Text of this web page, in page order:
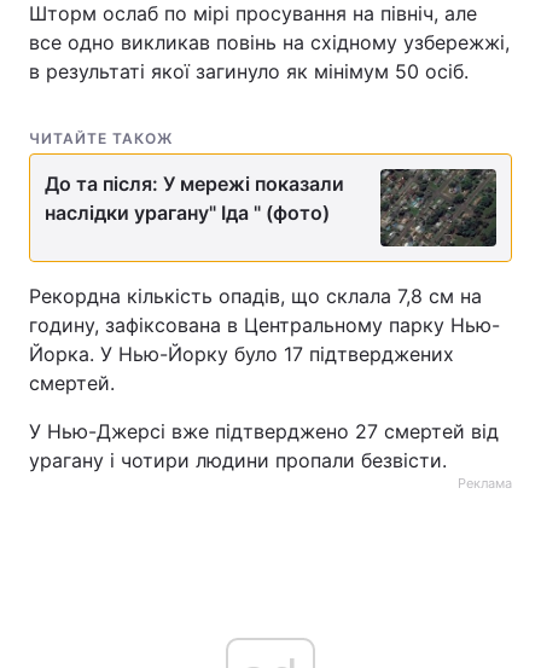
Послуги
Тема оформлення
Шторм ослаб по мірі просування на північ, але
все одно викликав повінь на східному узбережжі,
в результаті якої загинуло як мінімум 50 осіб.
ЧИТАЙТЕ ТАКОЖ
До та після: У мережі показали
наслідки урагану" Іда " (фото)
Рекордна кількість опадів, що склала 7,8 см на
годину, зафіксована в Центральному парку Нью-
Йорка. У Нью-Йорку було 17 підтверджених
смертей.
У Нью-Джерсі вже підтверджено 27 смертей від
урагану і чотири людини пропали безвісти.
Реклама